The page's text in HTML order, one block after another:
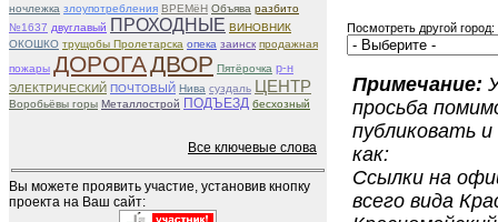
ночлежка злоупотребления ВРЕМёН Объява разбито
№1637 двуглавый ПРОХОДНЫЕ ВИНОВНИК
ОКОШКО трущобы Пролетарска опека заинск продажная
пожары ДОРОГАДВОР Пятёрочка р-н
ЭЛЕКТРИЧЕСКИЙ ПОЧТОВЫЙ Нива суздаль ЦЕНТР
Воробьёвы горы Металлострой ПОДЪЕЗД бесхозный
Все ключевые слова
Вы можете проявить участие, установив кнопку
проекта на Ваш сайт:
Посмотреть другой город:
Примечание:
просьба
публиковать
как:
Ссылки на
всего вида